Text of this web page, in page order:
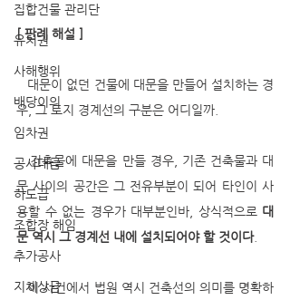
집합건물 관리단
유치권
사해행위
배당이의
임차권
공사대금
하도급
조합장 해임
추가공사
지체상금
[ 판례 해설 ]
우, 그 토지 경계선의 구분은 어디일까.
   건축물에 대문을 만들 경우, 기존 건축물과 대
문 사이의 공간은 그 전유부분이 되어 타인이 사
용할 수 없는 경우가 대부분인바, 상식적으로 대
문 역시 그 경계선 내에 설치되어야 할 것이다.
   이 사건에서 법원 역시 건축선의 의미를 명확하